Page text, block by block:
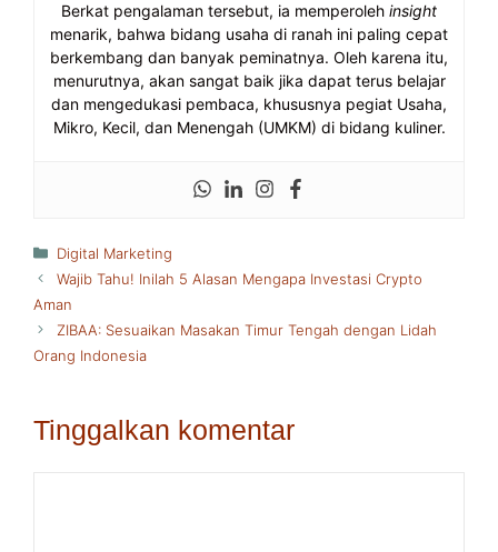
Berkat pengalaman tersebut, ia memperoleh insight
menarik, bahwa bidang usaha di ranah ini paling cepat
berkembang dan banyak peminatnya. Oleh karena itu,
menurutnya, akan sangat baik jika dapat terus belajar
dan mengedukasi pembaca, khususnya pegiat Usaha,
Mikro, Kecil, dan Menengah (UMKM) di bidang kuliner.
Kategori
Digital Marketing
Wajib Tahu! Inilah 5 Alasan Mengapa Investasi Crypto
Aman
ZIBAA: Sesuaikan Masakan Timur Tengah dengan Lidah
Orang Indonesia
Tinggalkan komentar